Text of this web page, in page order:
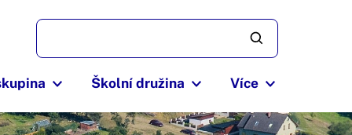
Školní družina Více